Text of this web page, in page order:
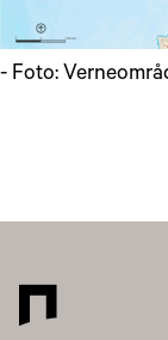
- Foto: